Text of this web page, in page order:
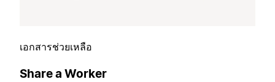
เอกสารช่วยเหลือ
Share a Worker